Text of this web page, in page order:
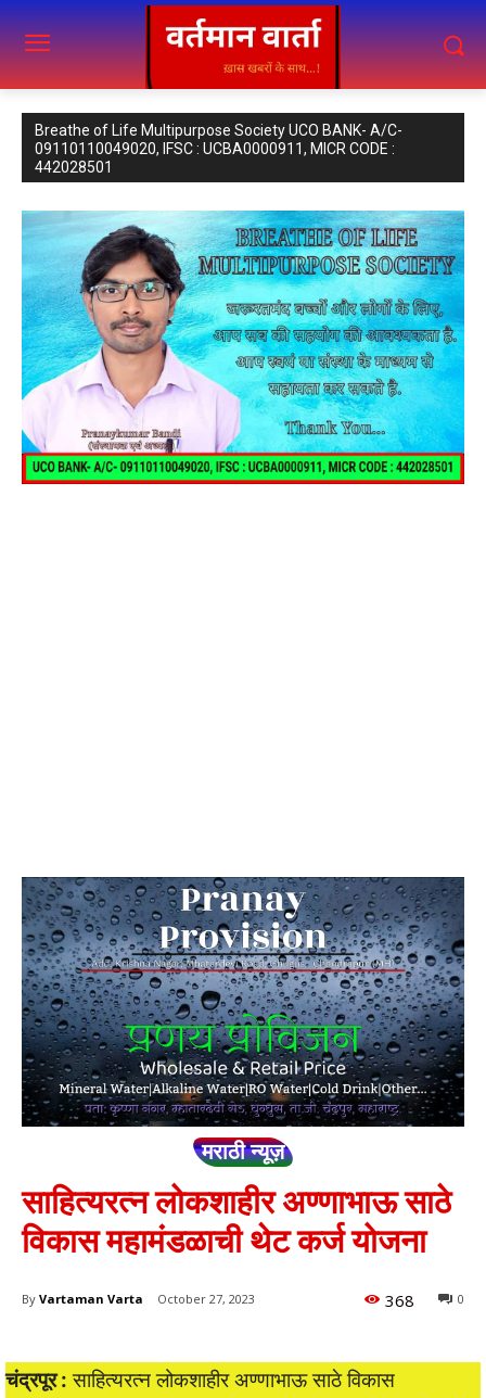
Breathe of Life Multipurpose Society UCO BANK- A/C-
09110110049020, IFSC : UCBA0000911, MICR CODE :
442028501
मराठी न्यूज़
साहित्यरत्न लोकशाहीर अण्णाभाऊ साठे
विकास महामंडळाची थेट कर्ज योजना
By Vartaman Varta October 27, 2023 0
368
चंद्रपूर : साहित्यरत्न लोकशाहीर अण्णाभाऊ साठे विकास